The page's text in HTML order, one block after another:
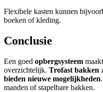
Flexibele kasten kunnen
boeken of kleding.
Conclusie
Een goed opbergsysteem
overzichtelijk. Trofast bakken
bieden nieuwe mogelijkheden
manden of stapelbare bakken.